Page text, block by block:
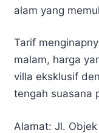
alam yang
Tarif
malam, harga
villa eksklusif
tengah suasana
Alamat: Jl.